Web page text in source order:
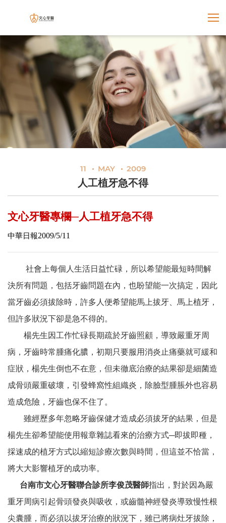
文心牙醫聯合診所
展開
11 MAY 2009
人工植牙急不得
文心牙醫專欄─人工植牙急不得
中華日報2009/5/11
社會上每個人生活日益忙碌，所以希望能最短時間解
決所有問題，包括牙齒問題在內，也盼望能一次搞定，因此
當牙齒必須拔除時，許多人便希望能馬上拔牙、馬上植牙，
但許多狀況下卻是急不得的。
楊先生因工作忙碌長期疏於牙齒照顧，導致嚴重牙周
病，牙齒時常腫痛化膿，初期只要服用消炎止痛藥就可緩和
症狀，楊先生倒也不在意，但未徹底治療的結果卻是細菌造
成骨頭嚴重破壞，引發蜂窩性組織炎，除臉型腫脹外也容易
造成危險，牙齒也保不住了。
雖經歷多年忽略牙齒保健才造成必須拔牙的結果，但是
楊先生卻希望能使用報章雜誌看來的治療方式─即拔即種，
採速成的植牙方式以縮短診療次數與時間，但這並不恰當，
將大大影響植牙的成功率。
台南市文心牙醫聯合診所李俊茂醫師指出，對於因為嚴
重牙周病引起骨頭發炎與吸收，或齒髓神經發炎導致慢性根
尖囊腫，而必須以拔牙治療的狀況下，雖已將病灶牙拔除，